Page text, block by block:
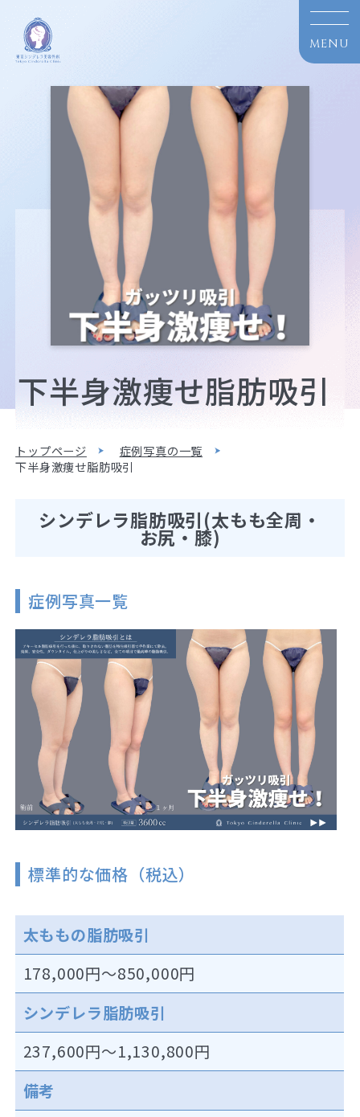
下半身激痩せ脂肪吸引
トップページ
症例写真の一覧
下半身激痩せ脂肪吸引
シンデレラ脂肪吸引(太もも全周・
お尻・膝)
症例写真一覧
標準的な価格（税込）
太ももの脂肪吸引
178,000円～850,000円
シンデレラ脂肪吸引
237,600円～1,130,800円
備考